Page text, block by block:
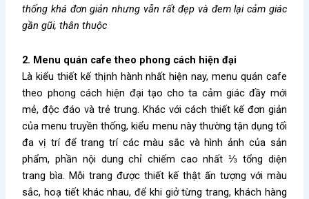
thống khá đơn giản nhưng vẫn rất đẹp và đem lại cảm giác
gần gũi, thân thuộc
2. Menu quán cafe theo phong cách hiện đại
Là kiểu thiết kế thịnh hành nhất hiện nay, menu quán cafe
theo phong cách hiện đại tạo cho ta cảm giác đầy mới
mẻ, độc đáo và trẻ trung. Khác với cách thiết kế đơn giản
của menu truyền thống, kiểu menu này thường tận dụng tối
đa vị trí để trang trí các màu sắc và hình ảnh của sản
phẩm, phần nội dung chỉ chiếm cao nhất ⅓ tổng diện
trang bìa. Mỗi trang được thiết kế thật ấn tượng với màu
sắc, hoạ tiết khác nhau, để khi giở từng trang, khách hàng